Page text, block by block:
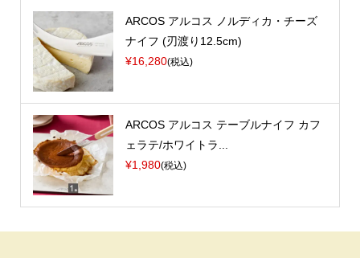
ARCOS アルコス ノルディカ・チーズ
ナイフ (刃渡り12.5cm)
¥16,280(税込)
ARCOS アルコス テーブルナイフ カフ
ェラテ/ホワイトラ...
¥1,980(税込)